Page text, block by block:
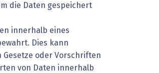
die Daten gespeichert
innerhalb eines
Dies kann
Gesetze oder Vorschriften
von Daten innerhalb